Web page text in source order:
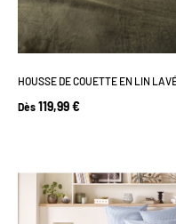
HOUSSE DE COUETTE EN LIN
Dès 119,99 €